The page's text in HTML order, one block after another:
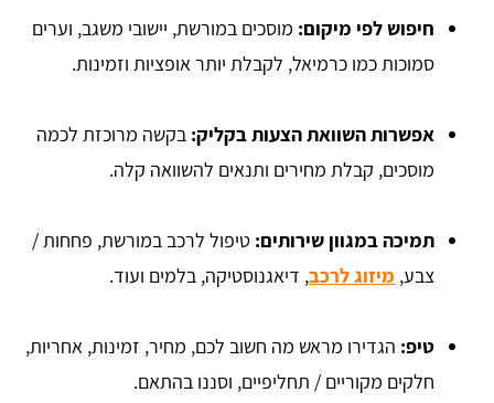
חיפוש לפי מיקום: מוסכים במורשת, יישובי משגב, וערים
סמוכות כמו כרמיאל, לקבלת יותר אופציות וזמינות.
אפשרות השוואת הצעות בקליק: בקשה מרוכזת לכמה
מוסכים, קבלת מחירים ותנאים להשוואה קלה.
תמיכה במגוון שירותים: טיפול לרכב במורשת, פחחות /
צבע, מיזוג לרכב, דיאגנוסטיקה, בלמים ועוד.
טיפ: הגדירו מראש מה חשוב לכם, מחיר, זמינות, אחריות,
חלקים מקוריים / תחליפיים, וסננו בהתאם.